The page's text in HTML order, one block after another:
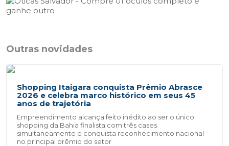
Outras novidades
Shopping Itaigara conquista Prêmio Abrasce
2026 e celebra marco histórico em seus 45
anos de trajetória
Empreendimento alcança feito inédito ao ser o único
shopping da Bahia finalista com três cases
simultaneamente e conquista reconhecimento nacional
no principal prêmio do setor